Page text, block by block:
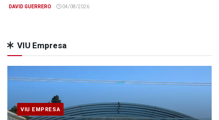
DAVID GUERRERO 04/08/2026
VIU Empresa
VIU EMPRESA